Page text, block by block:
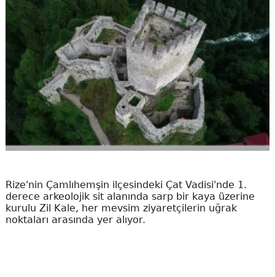
Rize'nin Çamlıhemşin ilçesindeki Çat Vadisi'nde 1.
derece arkeolojik sit alanında sarp bir kaya üzerine
kurulu Zil Kale, her mevsim ziyaretçilerin uğrak
noktaları arasında yer alıyor.